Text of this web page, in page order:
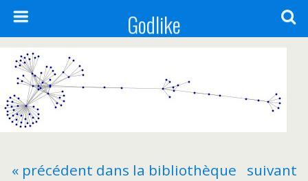
Godlike
« précédent dans la bibliothèque
suivant